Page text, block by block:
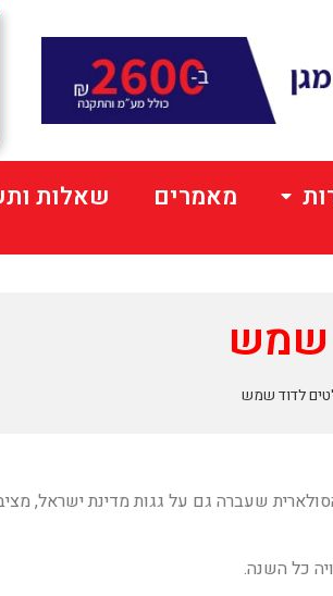
מאמרים שאלות
שמש
לדוד שמש
שעברה גם על גגות מדינת ישראל,
כל השנה.